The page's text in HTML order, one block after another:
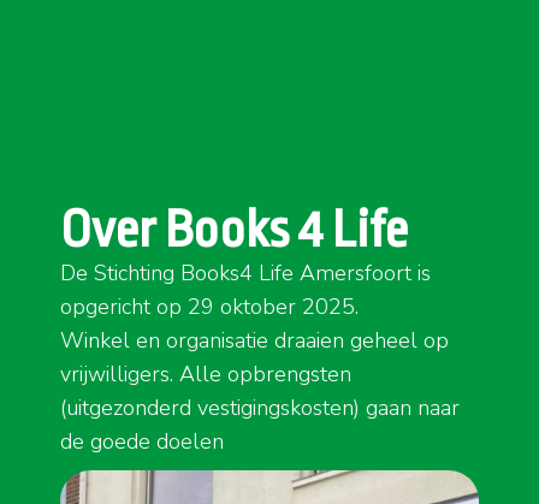
Over Books 4 Life
De Stichting Books4 Life Amersfoort is
opgericht op 29 oktober 2025.
Winkel en organisatie draaien geheel op
vrijwilligers. Alle opbrengsten
(uitgezonderd vestigingskosten) gaan naar
de goede doelen